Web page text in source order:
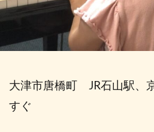
大津市唐橋町 JR石山駅、
すぐ